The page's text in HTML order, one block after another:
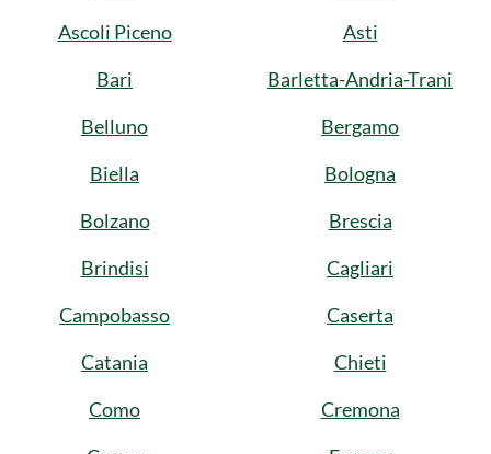
Ascoli Piceno
Asti
Bari
Barletta-Andria-Trani
Belluno
Bergamo
Biella
Bologna
Bolzano
Brescia
Brindisi
Cagliari
Campobasso
Caserta
Catania
Chieti
Como
Cremona